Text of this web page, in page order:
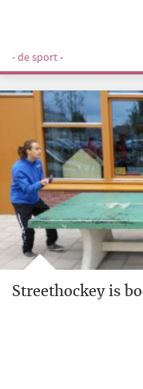
- de sport -
Streethockey is